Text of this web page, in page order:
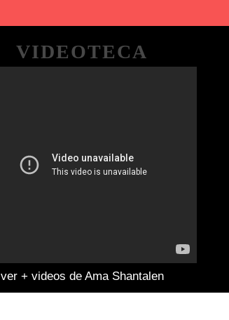
VIDEOTECA
ver + videos de Ama Shantalen